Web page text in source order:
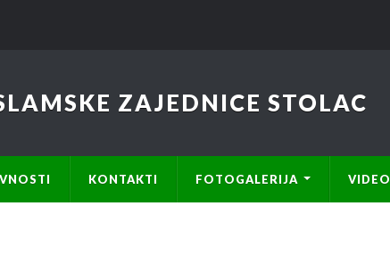
ZAJEDNICE STOLAC
KONTAKTI FOTOGALERIJA VIDEO